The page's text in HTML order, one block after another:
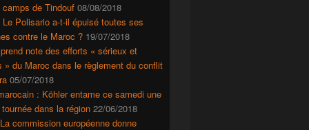
de Tindouf 08/08/2018
Polisario a-t-il épuisé toutes ses
contre le Maroc ? 19/07/2018
note des efforts « sérieux et
» du Maroc dans le règlement du conflit
05/07/2018
: Köhler entame ce samedi une
dans la région 22/06/2018
commission européenne donne